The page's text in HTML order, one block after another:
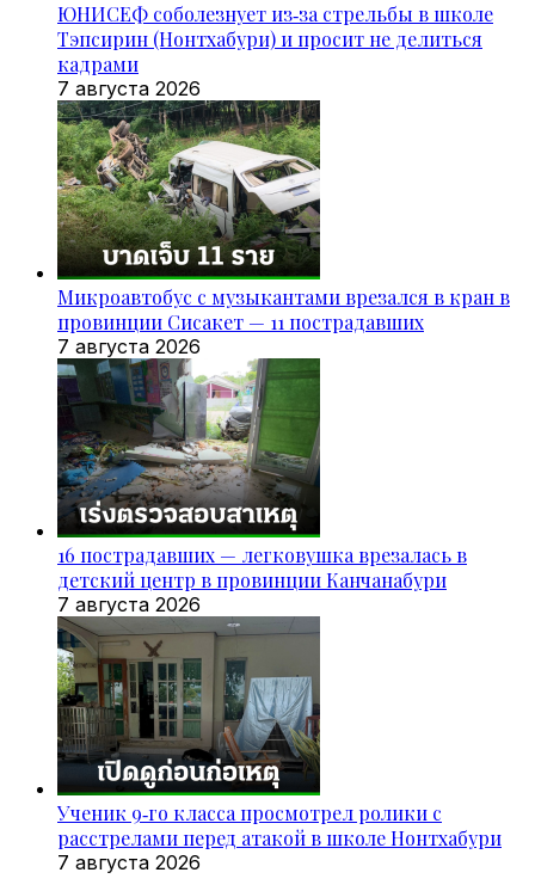
ЮНИСЕФ соболезнует из‑за стрельбы в школе
Тэпсирин (Нонтхабури) и просит не делиться
кадрами
7 августа 2026
Микроавтобус с музыкантами врезался в кран в
провинции Сисакет — 11 пострадавших
7 августа 2026
16 пострадавших — легковушка врезалась в
детский центр в провинции Канчанабури
7 августа 2026
Ученик 9‑го класса просмотрел ролики с
расстрелами перед атакой в школе Нонтхабури
7 августа 2026